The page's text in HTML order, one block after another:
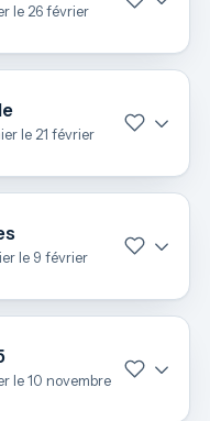
le 26 février
le 21 février
le 9 février
le 10 novembre